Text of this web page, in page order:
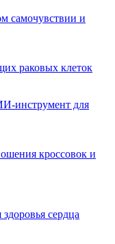
самочувствии и
раковых клеток
инструмент для
кроссовок и
сердца